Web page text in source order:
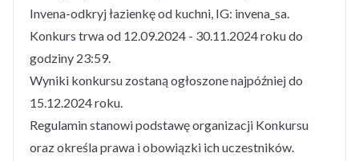
Invena-odkryj łazienkę od kuchni, IG: invena_sa.
Konkurs trwa od 12.09.2024 - 30.11.2024 roku do
godziny 23:59.
Wyniki konkursu zostaną ogłoszone najpóźniej do
15.12.2024 roku.
Regulamin stanowi podstawę organizacji Konkursu
oraz określa prawa i obowiązki ich uczestników.